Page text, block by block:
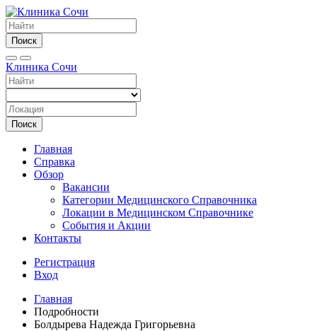
Поиск
Клиника Сочи
Поиск
Главная
Справка
Обзор
Вакансии
Категории Медицинского Справочника
Локации в Медицинском Справочнике
События и Акции
Контакты
Регистрация
Вход
Главная
Подробности
Болдырева Надежда Григорьевна